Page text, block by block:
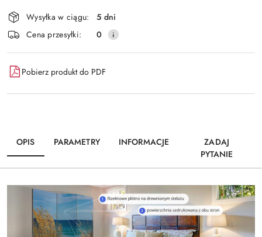
Wyślij
Dostępność
i
dostawa
Wysyłka w ciągu:
5 dni
Cena przesyłki:
0
Pobierz produkt do PDF
OPIS PARAMETRY INFORMACJE
ZADAJ
PYTANIE